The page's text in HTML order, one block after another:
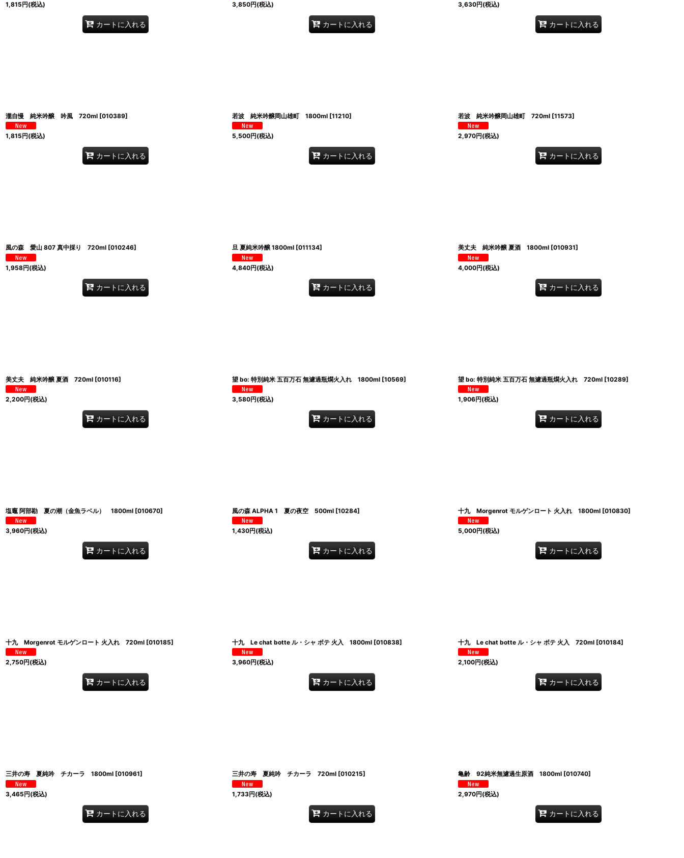
1,815円(税込)
カートに入れる
3,850円(税込)
カートに入れる
3,630円(税込)
カートに入れる
瀧自慢 純米吟醸 吟風 720ml [010389]
1,815円(税込)
カートに入れる
若波 純米吟醸岡山雄町 1800ml [11210]
5,500円(税込)
カートに入れる
若波 純米吟醸岡山雄町 720ml [11573]
2,970円(税込)
カートに入れる
風の森 愛山 807 真中採り 720ml [010246]
1,958円(税込)
カートに入れる
旦 夏純米吟醸 1800ml [011134]
4,840円(税込)
カートに入れる
美丈夫 純米吟醸 夏酒 1800ml [010931]
4,000円(税込)
カートに入れる
美丈夫 純米吟醸 夏酒 720ml [010116]
2,200円(税込)
カートに入れる
望 bo: 特別純米 五百万石 無濾過瓶燗火入れ 1800ml [10569]
3,580円(税込)
カートに入れる
望 bo: 特別純米 五百万石 無濾過瓶燗火入れ 720ml [10289]
1,906円(税込)
カートに入れる
塩竈 阿部勘 夏の潮（金魚ラベル） 1800ml [010670]
3,960円(税込)
カートに入れる
風の森 ALPHA 1 夏の夜空 500ml [10284]
1,430円(税込)
カートに入れる
十九 Morgenrot モルゲンロート 火入れ 1800ml [010830]
5,000円(税込)
カートに入れる
十九 Morgenrot モルゲンロート 火入れ 720ml [010185]
2,750円(税込)
カートに入れる
十九 Le chat botte ル・シャ ボテ 火入 1800ml [010838]
3,960円(税込)
カートに入れる
十九 Le chat botte ル・シャ ボテ 火入 720ml [010184]
2,100円(税込)
カートに入れる
三井の寿 夏純吟 チカーラ 1800ml [010961]
3,465円(税込)
カートに入れる
三井の寿 夏純吟 チカーラ 720ml [010215]
1,733円(税込)
カートに入れる
亀齢 92純米無濾過生原酒 1800ml [010740]
2,970円(税込)
カートに入れる